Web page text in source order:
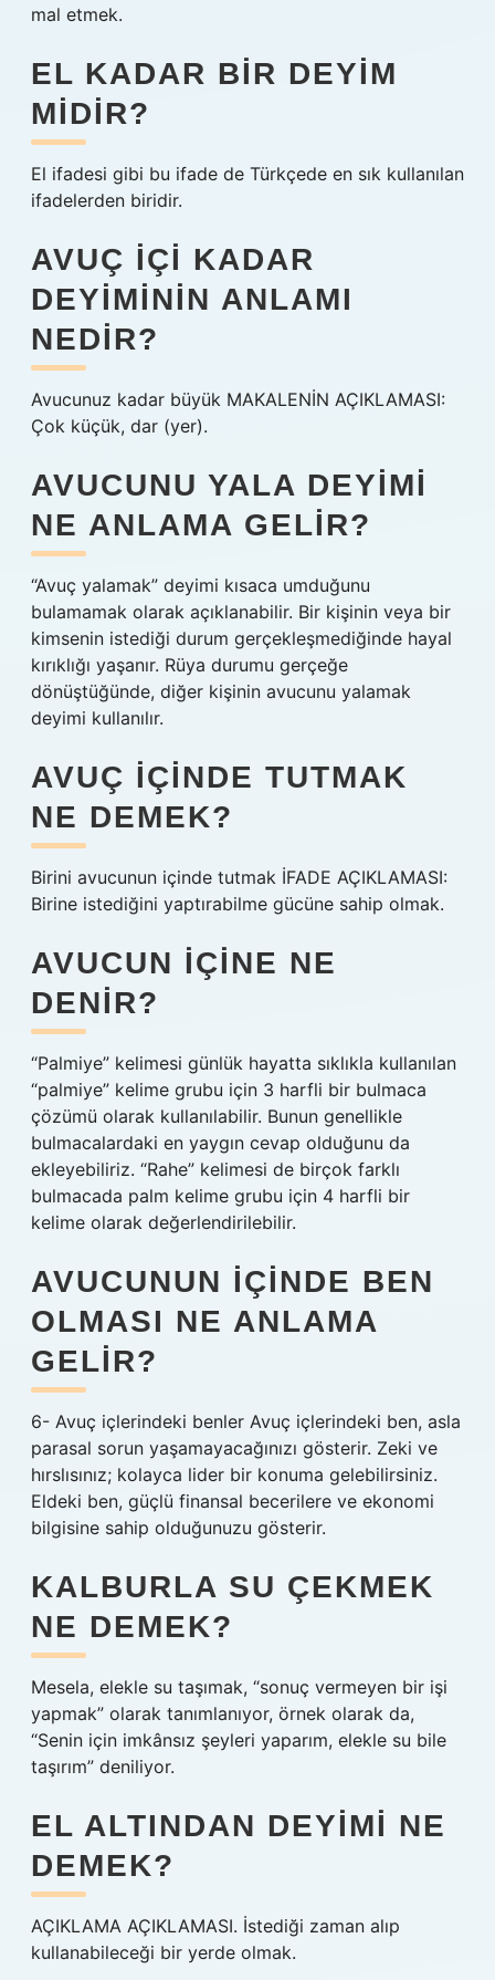
mal etmek.
EL KADAR BIR DEYIM
MIDIR?
El ifadesi gibi bu ifade de Türkçede en sık kullanılan
ifadelerden biridir.
AVUÇ IÇI KADAR
DEYIMININ ANLAMI
NEDIR?
Avucunuz kadar büyük MAKALENİN AÇIKLAMASI:
Çok küçük, dar (yer).
AVUCUNU YALA DEYIMI
NE ANLAMA GELIR?
“Avuç yalamak” deyimi kısaca umduğunu
bulamamak olarak açıklanabilir. Bir kişinin veya bir
kimsenin istediği durum gerçekleşmediğinde hayal
kırıklığı yaşanır. Rüya durumu gerçeğe
dönüştüğünde, diğer kişinin avucunu yalamak
deyimi kullanılır.
AVUÇ IÇINDE TUTMAK
NE DEMEK?
Birini avucunun içinde tutmak İFADE AÇIKLAMASI:
Birine istediğini yaptırabilme gücüne sahip olmak.
AVUCUN IÇINE NE
DENIR?
“Palmiye” kelimesi günlük hayatta sıklıkla kullanılan
“palmiye” kelime grubu için 3 harfli bir bulmaca
çözümü olarak kullanılabilir. Bunun genellikle
bulmacalardaki en yaygın cevap olduğunu da
ekleyebiliriz. “Rahe” kelimesi de birçok farklı
bulmacada palm kelime grubu için 4 harfli bir
kelime olarak değerlendirilebilir.
AVUCUNUN IÇINDE BEN
OLMASI NE ANLAMA
GELIR?
6- Avuç içlerindeki benler Avuç içlerindeki ben, asla
parasal sorun yaşamayacağınızı gösterir. Zeki ve
hırslısınız; kolayca lider bir konuma gelebilirsiniz.
Eldeki ben, güçlü finansal becerilere ve ekonomi
bilgisine sahip olduğunuzu gösterir.
KALBURLA SU ÇEKMEK
NE DEMEK?
Mesela, elekle su taşımak, “sonuç vermeyen bir işi
yapmak” olarak tanımlanıyor, örnek olarak da,
“Senin için imkânsız şeyleri yaparım, elekle su bile
taşırım” deniliyor.
EL ALTINDAN DEYIMI NE
DEMEK?
AÇIKLAMA AÇIKLAMASI. İstediği zaman alıp
kullanabileceği bir yerde olmak.